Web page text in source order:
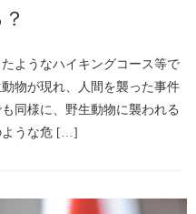
ようなハイキングコース等で
物が現れ、人間を襲った事件
同様に、野生動物に襲われる
ような危 […]